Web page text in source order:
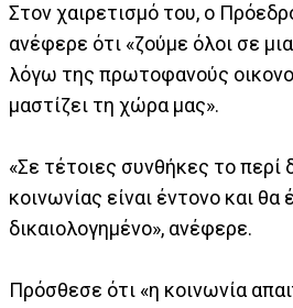
Στον χαιρετισμό του, ο
ανέφερε ότι «ζούμε όλοι σε
λόγω της πρωτοφανούς
μαστίζει τη χώρα μας».
«Σε τέτοιες συνθήκες το περί
κοινωνίας είναι έντονο και θα
δικαιολογημένο», ανέφερε.
Πρόσθεσε ότι «η κοινωνία